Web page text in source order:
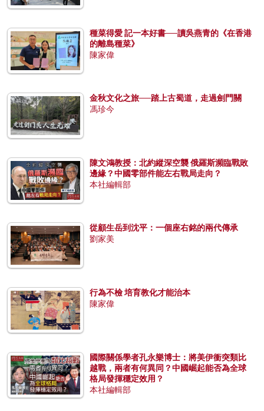
種菜得愛 記一本好書──讀吳燕青的《在香港
的離島種菜》
陳家偉
金秋文化之旅──踏上古蜀道，走過劍門關
馮珍今
陳文鴻教授：北約縱深空襲 俄羅斯瀕臨戰敗
邊緣？中國零部件能左右戰局走向？
本社編輯部
從顧生岳到沈平：一個座右銘的兩代傳承
劉家美
行為不檢 培育教化才能治本
陳家偉
國際關係學者孔永樂博士：將美伊衝突類比
越戰，兩者有何異同？中國崛起能否為全球
格局發揮穩定效用？
本社編輯部